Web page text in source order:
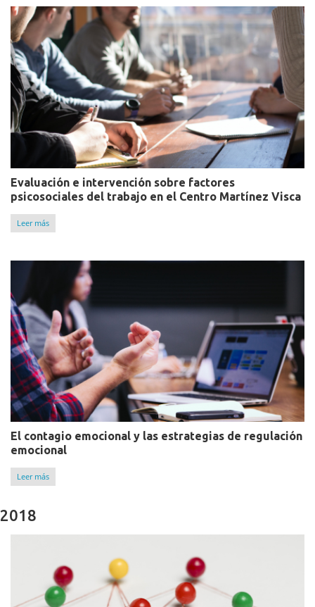
Evaluación e intervención sobre factores
psicosociales del trabajo en el Centro Martínez Visca
Leer más
El contagio emocional y las estrategias de regulación
emocional
Leer más
2018